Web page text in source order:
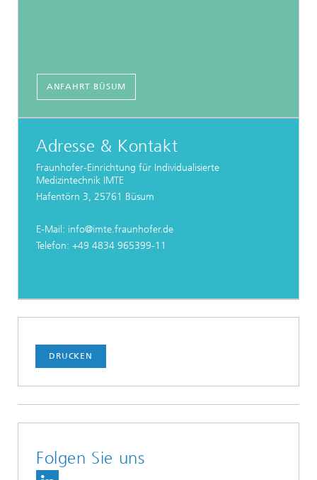
ANFAHRT BÜSUM
Adresse & Kontakt
Fraunhofer-Einrichtung für Individualisierte
Medizintechnik IMTE
Hafentörn 3, 25761 Büsum
E-Mail: info@imte.fraunhofer.de
Telefon: +49 4834 965399-11
DRUCKEN
Folgen Sie uns